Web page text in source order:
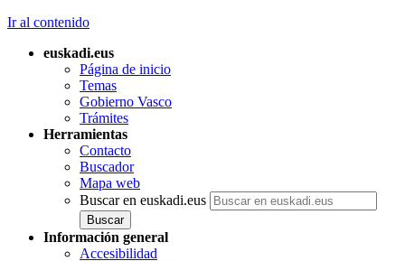
Ir al contenido
euskadi.eus
Página de inicio
Temas
Gobierno Vasco
Trámites
Herramientas
Contacto
Buscador
Mapa web
Buscar en euskadi.eus
Información general
Accesibilidad